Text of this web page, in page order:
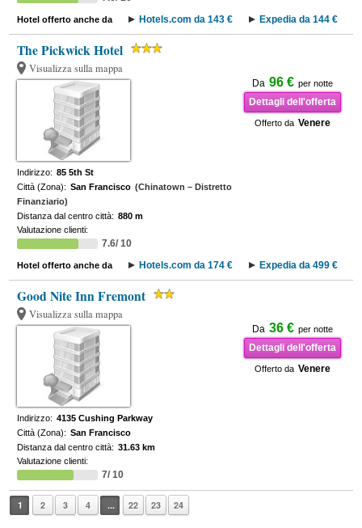
Hotel offerto anche da Hotels.com da 143 € Expedia da 144 €
The Pickwick Hotel
Visualizza sulla mappa
Da 96 € per notte
Dettagli dell'offerta
Offerto da Venere
Indirizzo: 85 5th St
Città (Zona): San Francisco (Chinatown – Distretto
Finanziario)
Distanza dal centro città: 880 m
Valutazione clienti:
7.6/ 10
Hotel offerto anche da Hotels.com da 174 € Expedia da 499 €
Good Nite Inn Fremont
Visualizza sulla mappa
Da 36 € per notte
Dettagli dell'offerta
Offerto da Venere
Indirizzo: 4135 Cushing Parkway
Città (Zona): San Francisco
Distanza dal centro città: 31.63 km
Valutazione clienti:
7/ 10
1 2 3 4 ... 22 23 24